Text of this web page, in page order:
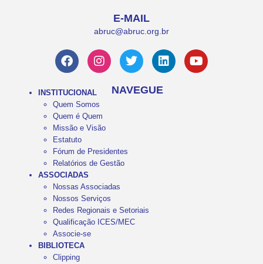
E-MAIL
abruc@abruc.org.br
NAVEGUE
INSTITUCIONAL
Quem Somos
Quem é Quem
Missão e Visão
Estatuto
Fórum de Presidentes
Relatórios de Gestão
ASSOCIADAS
Nossas Associadas
Nossos Serviços
Redes Regionais e Setoriais
Qualificação ICES/MEC
Associe-se
BIBLIOTECA
Clipping